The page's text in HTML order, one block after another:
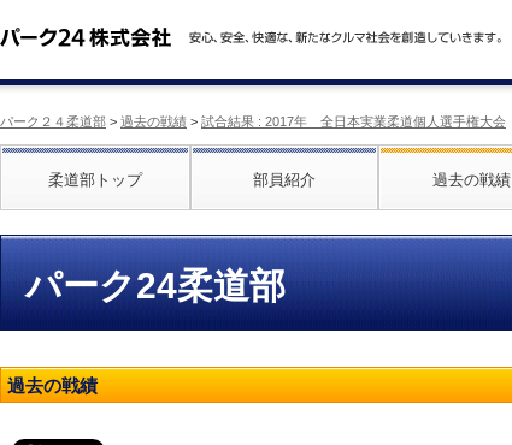
パーク２４柔道部 > 過去の戦績 > 試合結果 : 2017年 全日本実業柔道個人選手権大会
柔道部トップ 部員紹介 過去の戦績
パーク24柔道部
過去の戦績